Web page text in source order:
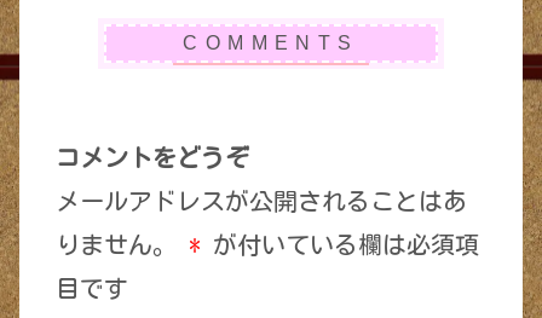
コメントをどうぞ
メールアドレスが公開されることはあ
りません。
* が付いている欄は必須項
目です